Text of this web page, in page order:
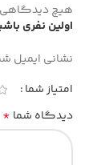
هیچ دیدگاهی
اولین نفری
نشانی ایمیل
امتیاز شما
دیدگاه شما *